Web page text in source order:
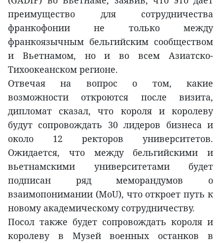
преимущество для сотрудничества
франкофонии не только между
франкоязычным бельгийским сообществом
и Вьетнамом, но и во всем Азиатско-
Тихоокеанском регионе.
Отвечая на вопрос о том, какие
возможности откроются после визита,
дипломат сказал, что короля и королеву
будут сопровождать 30 лидеров бизнеса и
около 12 ректоров университетов.
Ожидается, что между бельгийскими и
вьетнамскими университетами будет
подписан ряд меморандумов о
взаимопонимании (MoU), что откроет путь к
новому академическому сотрудничеству.
Посол также будет сопровождать короля и
королеву в Музей военных останков в